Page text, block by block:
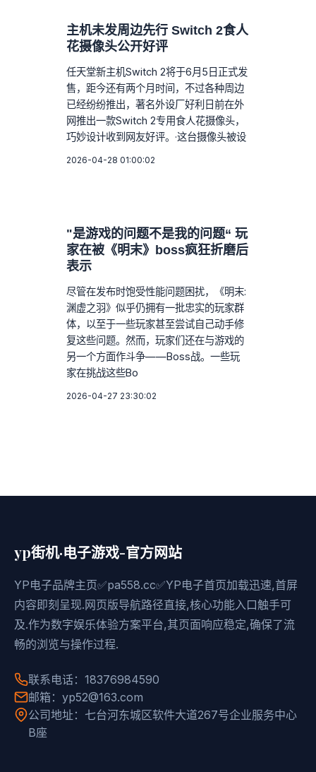
主机未发周边先行 Switch 2食人
花摄像头公开好评
任天堂新主机Switch 2将于6月5日正式发
售，距今还有两个月时间，不过各种周边
已经纷纷推出，著名外设厂好利日前在外
网推出一款Switch 2专用食人花摄像头，
巧妙设计收到网友好评。·这台摄像头被设
2026-04-28 01:00:02
"是游戏的问题不是我的问题“ 玩
家在被《明末》boss疯狂折磨后
表示
尽管在发布时饱受性能问题困扰，《明末:
渊虚之羽》似乎仍拥有一批忠实的玩家群
体，以至于一些玩家甚至尝试自己动手修
复这些问题。然而，玩家们还在与游戏的
另一个方面作斗争——Boss战。一些玩
家在挑战这些Bo
2026-04-27 23:30:02
yp街机·电子游戏-官方网站
YP电子品牌主页✅pa558.cc✅YP电子首页加载迅速,首屏
内容即刻呈现.网页版导航路径直接,核心功能入口触手可
及.作为数字娱乐体验方案平台,其页面响应稳定,确保了流
畅的浏览与操作过程.
联系电话：18376984590
邮箱：yp52@163.com
公司地址：七台河东城区软件大道267号企业服务中心
B座